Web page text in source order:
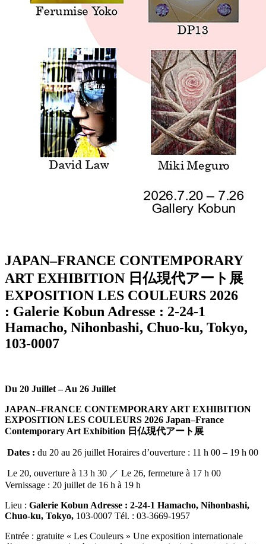
JAPAN–FRANCE CONTEMPORARY
ART EXHIBITION 日仏現代アート展
EXPOSITION LES COULEURS 2026
: Galerie Kobun Adresse : 2-24-1
Hamacho, Nihonbashi, Chuo-ku, Tokyo,
103-0007
Du 20 Juillet – Au 26 Juillet
JAPAN–FRANCE CONTEMPORARY ART EXHIBITION
EXPOSITION LES COULEURS 2026 Japan–France
Contemporary Art Exhibition 日仏現代アート展
Dates : du 20 au 26 juillet Horaires d’ouverture : 11 h 00 – 19 h 00
Le 20, ouverture à 13 h 30 ／ Le 26, fermeture à 17 h 00
Vernissage : 20 juillet de 16 h à 19 h
Lieu : Galerie Kobun Adresse : 2-24-1 Hamacho, Nihonbashi,
Chuo-ku, Tokyo, 103-0007 Tél. : 03-3669-1957
Entrée : gratuite « Les Couleurs » Une exposition internationale